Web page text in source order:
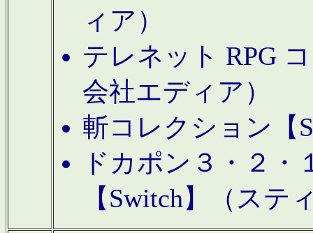
ィア）
テレネット RPG
会社エディア）
斬コレクション【
ドカポン３・２
【Switch】（ステ